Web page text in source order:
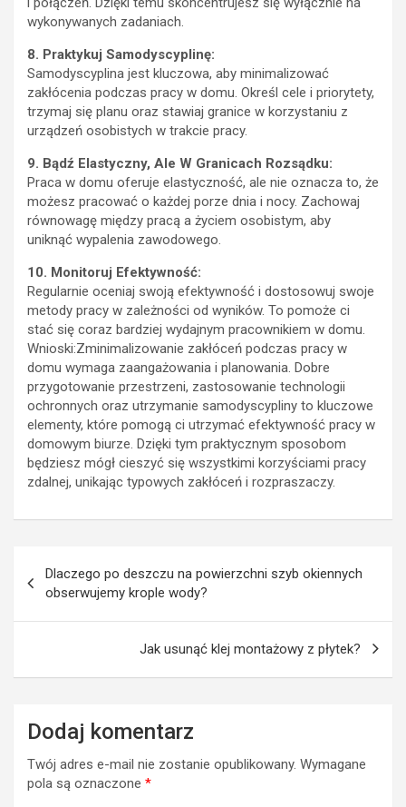
wykonywanych zadaniach.
8. Praktykuj Samodyscyplinę:
Samodyscyplina jest kluczowa, aby minimalizować
zakłócenia podczas pracy w domu. Określ cele i priorytety,
trzymaj się planu oraz stawiaj granice w korzystaniu z
urządzeń osobistych w trakcie pracy.
9. Bądź Elastyczny, Ale W Granicach Rozsądku:
Praca w domu oferuje elastyczność, ale nie oznacza to, że
możesz pracować o każdej porze dnia i nocy. Zachowaj
równowagę między pracą a życiem osobistym, aby
uniknąć wypalenia zawodowego.
10. Monitoruj Efektywność:
Regularnie oceniaj swoją efektywność i dostosowuj swoje
metody pracy w zależności od wyników. To pomoże ci
stać się coraz bardziej wydajnym pracownikiem w domu.
Wnioski:Zminimalizowanie zakłóceń podczas pracy w
domu wymaga zaangażowania i planowania. Dobre
przygotowanie przestrzeni, zastosowanie technologii
ochronnych oraz utrzymanie samodyscypliny to kluczowe
elementy, które pomogą ci utrzymać efektywność pracy w
domowym biurze. Dzięki tym praktycznym sposobom
będziesz mógł cieszyć się wszystkimi korzyściami pracy
zdalnej, unikając typowych zakłóceń i rozpraszaczy.
wpisu
Dlaczego po deszczu na powierzchni szyb okiennych
obserwujemy krople wody?
Jak usunąć klej montażowy z płytek?
Dodaj komentarz
Twój adres e-mail nie zostanie opublikowany. Wymagane
pola są oznaczone *